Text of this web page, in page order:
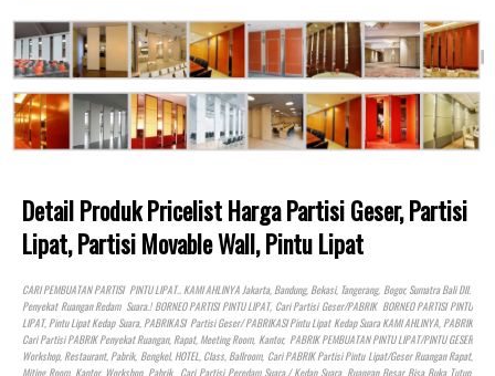
Detail Produk Pricelist Harga Partisi Geser, Partisi
Lipat, Partisi Movable Wall, Pintu Lipat
CARI PEMBUATAN PARTISI PINTU LIPAT.. KAMI AHLINYA Jakarta, Bandung, Bekasi, Tangerang, Bogor, Sumatra Bali Dll.
Penyekat Ruangan Redam Suara.! BORNEO PARTISI PINTU LIPAT, Cari Partisi Geser/PABRIK BORNEO PARTISI PINTU
LIPAT, Pintu Lipat Kedap Suara, PABRIKASI Partisi Geser/ PABRIKASI Pintu Lipat Kedap Suara KAMI AHLINYA, PABRIK
Cari Partisi PABRIK Penyekat Ruangan, Rapat, Meeting Room, Kantor, PABRIK PEMBUATAN PINTU LIPAT/PINTU GESER
Workshop, Restaurant, Pabrik, Bengkel,HOTEL, Class, Ballroom, Cari PABRIK Partisi Pintu Lipat/Geser Ruangan Rapat,
Miting Room, Kantor, Workshop, Pabrik,, Cari Partisi Peredam Suara / Kedap Suara, Ruangan Besar Bisa Buka Tutup,